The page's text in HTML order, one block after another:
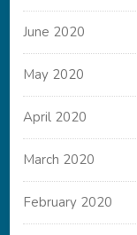
June 2020
May 2020
April 2020
March 2020
February 2020